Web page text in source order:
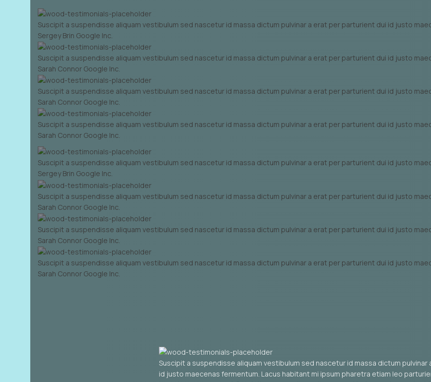
Suscipit a suspendisse aliquam vestibulum sed nascetur id massa dictum pulvinar a erat per parturient dui id justo
Sergey Brin Google Inc.
Suscipit a suspendisse aliquam vestibulum sed nascetur id massa dictum pulvinar a erat per parturient dui id justo
Sarah Connor Google Inc.
Suscipit a suspendisse aliquam vestibulum sed nascetur id massa dictum pulvinar a erat per parturient dui id justo
Sarah Connor Google Inc.
Suscipit a suspendisse aliquam vestibulum sed nascetur id massa dictum pulvinar a erat per parturient dui id justo
Sarah Connor Google Inc.
Suscipit a suspendisse aliquam vestibulum sed nascetur id massa dictum pulvinar a erat per parturient dui id justo
Sergey Brin Google Inc.
Suscipit a suspendisse aliquam vestibulum sed nascetur id massa dictum pulvinar a erat per parturient dui id justo
Sarah Connor Google Inc.
Suscipit a suspendisse aliquam vestibulum sed nascetur id massa dictum pulvinar a erat per parturient dui id justo
Sarah Connor Google Inc.
Suscipit a suspendisse aliquam vestibulum sed nascetur id massa dictum pulvinar a erat per parturient dui id justo
Sarah Connor Google Inc.
Suscipit a suspendisse aliquam vestibulum sed nascetur id massa dictum
id justo maecenas fermentum. Lacus habitant mi ipsum pharetra etiam leo